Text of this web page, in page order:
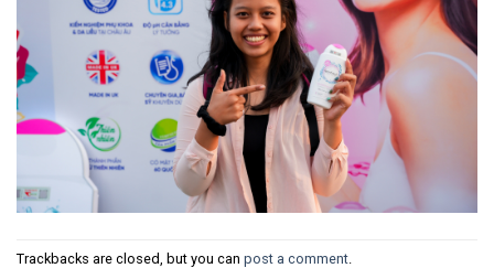
Trackbacks are closed, but you can post a comment